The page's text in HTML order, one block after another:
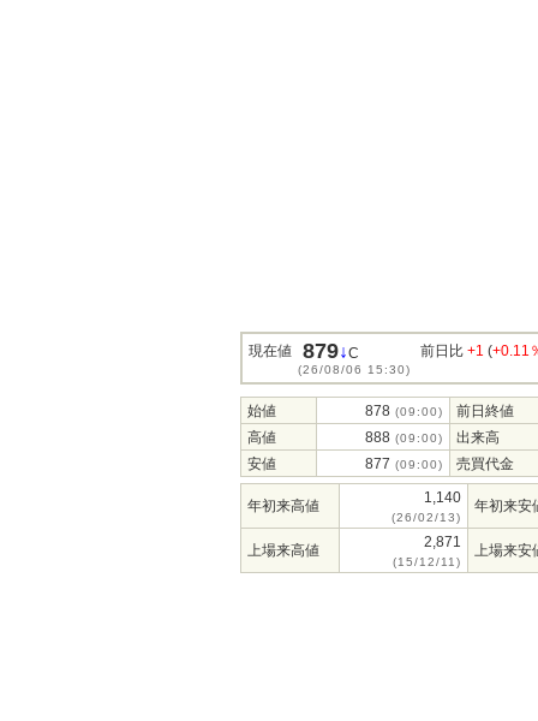
現在値 879↓C
(26/08/06 15:30)
前日比 +1 (+0.11
始値 878 (09:00)
前日終値
高値
888 (09:00)
出来高
安値
877 (09:00) 売買代金
年初来高値 1,140
(26/02/13)
年初来安
上場来高値 2,871
(15/12/11)
上場来安